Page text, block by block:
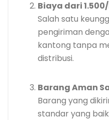
Biaya dari
Salah satu
pengiriman
kantong tanpa
distribusi.
Barang Aman
Barang yang
standar yang